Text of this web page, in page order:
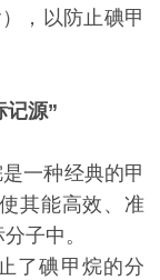
，以防止碘甲
记源”
是一种经典的甲
其能高效、准
子中。
了碘甲烷的分